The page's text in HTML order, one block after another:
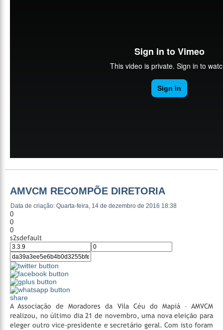
AMVCM RECOMPÕE DIRETORIA
Data de criação: Quarta-feira, 14 de dezembro de 2016 18:38
0
0
0
s2sdefault
share
A Associação de Moradores da Vila Céu do Mapiá – AMVCM
realizou, no último dia 21 de novembro, uma nova eleição para
eleger outro vice-presidente e secretário geral. Com isto foram